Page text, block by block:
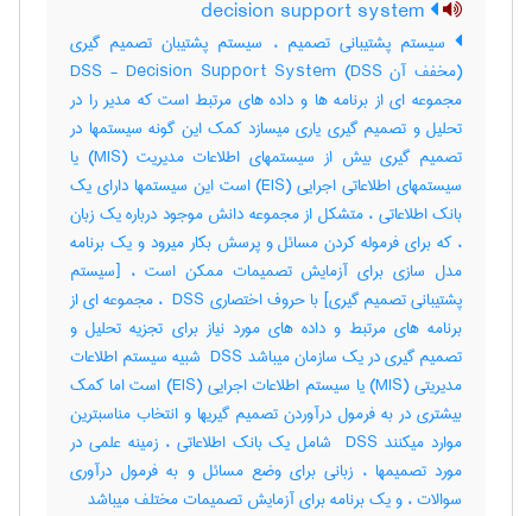
سیستم پشتیبانی تصمیم ، سیستم پشتیبان تصمیم گیری
(مخفف آن DSS) DSS - Decision Support System
مجموعه ای از برنامه ها و داده های مرتبط است که مدیر را در
تحلیل و تصمیم گیری یاری میسازد کمک این گونه سیستمها در
تصمیم گیری بیش از سیستمهای اطلاعات مدیریت (MIS) یا
سیستمهای اطلاعاتی اجرایی (EIS) است این سیستمها دارای یک
بانک اطلاعاتی ، متشکل از مجموعه دانش موجود درباره یک زبان
، که برای فرموله کردن مسائل و پرسش بکار میرود و یک برنامه
مدل سازی برای آزمایش تصمیمات ممکن است ، [سیستم
پشتیبانی تصمیم گیری] با حروف اختصاری ‎ DSS ، مجموعه ای از
برنامه های مرتبط و داده های مورد نیاز برای تجزیه تحلیل و
تصمیم گیری در یک سازمان میباشد ‎ DSS شبیه سیستم اطلاعات
مدیریتی (‎MIS) یا سیستم اطلاعات اجرایی (‎EIS) است اما کمک
بیشتری در به فرمول درآوردن تصمیم گیریها و انتخاب مناسبترین
موارد میکنند ‎ DSS شامل یک بانک اطلاعاتی ، زمینه علمی در
مورد تصمیمها ، زبانی برای وضع مسائل و به فرمول درآوری
سوالات ، و یک برنامه برای آزمایش تصمیمات مختلف میباشد